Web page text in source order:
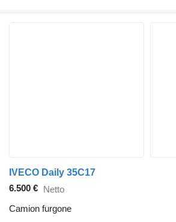
IVECO Daily 35C17
6.500 € Netto
Camion furgone